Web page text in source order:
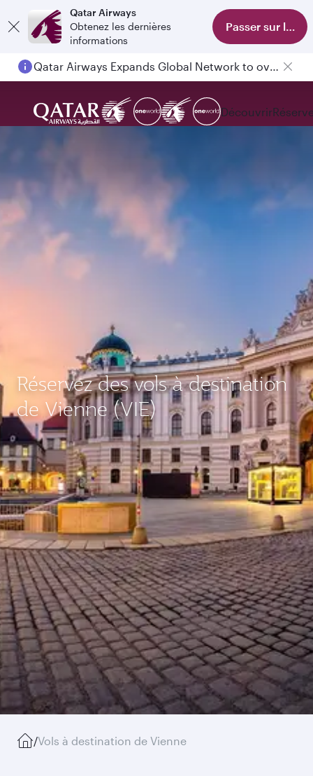
Qatar Airways
Obtenez les dernières
informations
Passer sur
Qatar Airways Expands Global Network to over 160 Destinations
Découvrir
Réservez des vols à destination
de Vienne (VIE)
/Vols à destination de Vienne